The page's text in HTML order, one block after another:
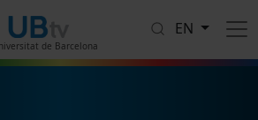
de Barcelona
EN